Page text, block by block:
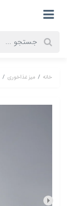
خانه میز غذاخوری